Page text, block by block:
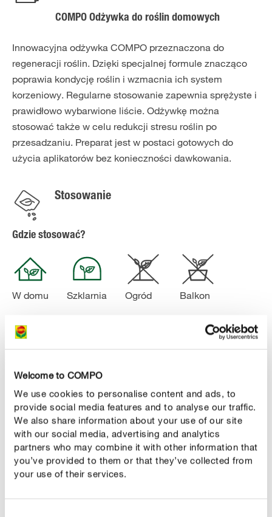
Welcome to COMPO
We use cookies to personalise content and ads, to
provide social media features and to analyse our traffic.
We also share information about your use of our site
with our social media, advertising and analytics
partners who may combine it with other information that
you’ve provided to them or that they’ve collected from
your use of their services.
COMPO Odżywka do roślin domowych
Innowacyjna odżywka COMPO przeznaczona do
regeneracji roślin. Dzięki specjalnej formule znacząco
poprawia kondycję roślin i wzmacnia ich system
korzeniowy. Regularne stosowanie zapewnia sprężyste i
prawidłowo wybarwione liście. Odżywkę można
stosować także w celu redukcji stresu roślin po
przesadzaniu. Preparat jest w postaci gotowych do
użycia aplikatorów bez konieczności dawkowania.
Stosowanie
Gdzie stosować?
W domu Szklarnia Ogród Balkon
Kiedy stosować?
Sty Lut Mar Kwi Maj
Terminy stosowania
Sposób użycia